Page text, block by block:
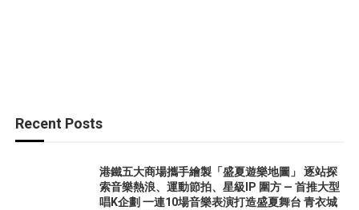
Recent Posts
港鐵五大商場攜手繪製「盛夏遊樂地圖」 逐站探
索音樂熱浪、運動節拍、星級IP 圍方 — 首推大型
唱K企劃 一連10場音樂表演打造盛夏舞台 青衣城